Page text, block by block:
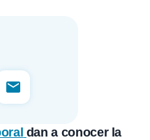
dan a conocer la